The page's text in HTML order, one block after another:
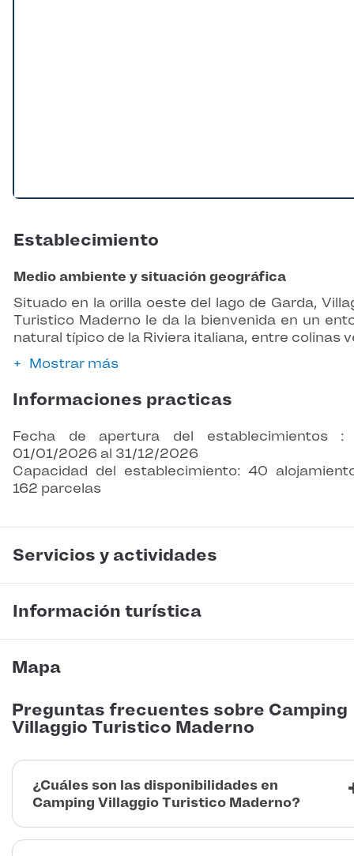
Establecimiento
Medio ambiente y situación geográfica
Situado en la orilla oeste del lago de Garda,
Turistico Maderno le da la bienvenida en un
natural típico de la Riviera italiana, entre colinas
Mostrar más
Informaciones practicas
Fecha de apertura del establecimientos :
01/01/2026 al 31/12/2026
Capacidad del establecimiento: 40
162 parcelas
Servicios y actividades
Información turística
Mapa
Preguntas frecuentes sobre Camping
Villaggio Turistico Maderno
¿Cuáles son las disponibilidades en
Camping Villaggio Turistico Maderno?